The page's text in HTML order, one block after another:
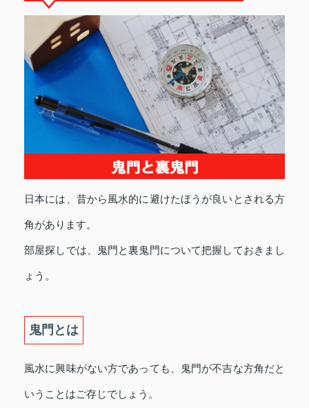
日本には、昔から風水的に避けたほうが良いとされる方
角があります。
部屋探しでは、鬼門と裏鬼門について把握しておきまし
ょう。
鬼門とは
風水に興味がない方であっても、鬼門が不吉な方角だと
いうことはご存じでしょう。